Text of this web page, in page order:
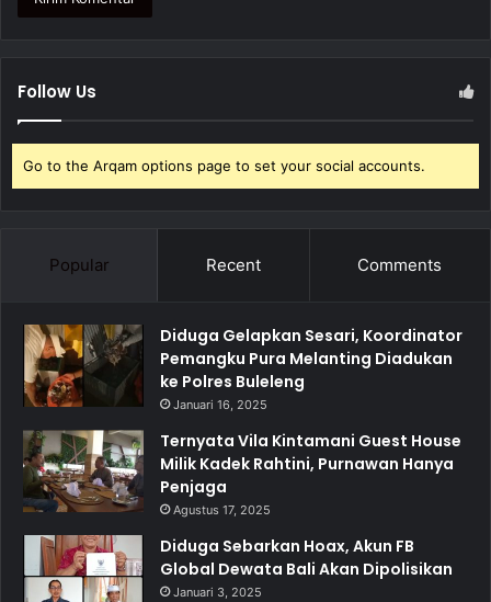
Follow Us
Go to the Arqam options page to set your social accounts.
Popular Recent Comments
Diduga Gelapkan Sesari, Koordinator
Pemangku Pura Melanting Diadukan
ke Polres Buleleng
Januari 16, 2025
Ternyata Vila Kintamani Guest House
Milik Kadek Rahtini, Purnawan Hanya
Penjaga
Agustus 17, 2025
Diduga Sebarkan Hoax, Akun FB
Global Dewata Bali Akan Dipolisikan
Januari 3, 2025